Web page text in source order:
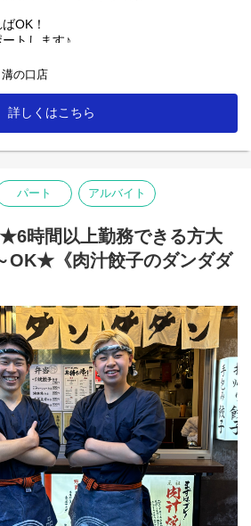
OK！
トします♪
るようになっていますので、
時は、こんな説明を！
近いので接客を楽しんで下さいね♪
スタートできる簡単な調理がメイン！
上手に焼ける様に！
」では、
名前で呼び合います!
番の魅力です♪
の口店
詳しくはこちら
パート アルバイト
時間以上勤務できる方大
OK★《肉汁餃子のダンダダ